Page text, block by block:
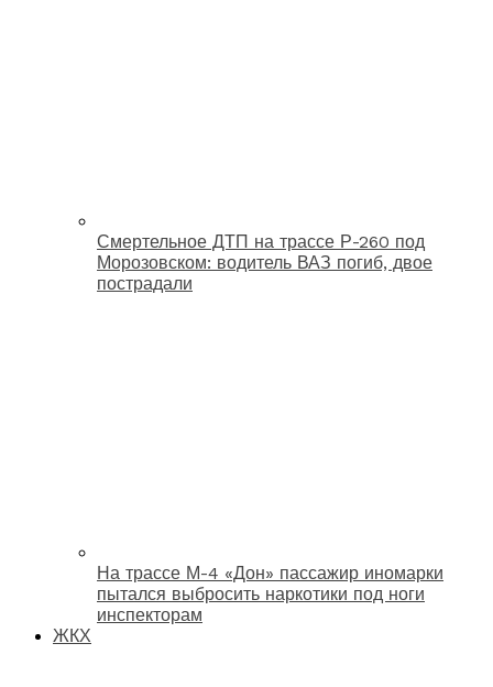
Смертельное ДТП на трассе Р-260 под
Морозовском: водитель ВАЗ погиб, двое
пострадали
На трассе М-4 «Дон» пассажир иномарки
пытался выбросить наркотики под ноги
инспекторам
ЖКХ